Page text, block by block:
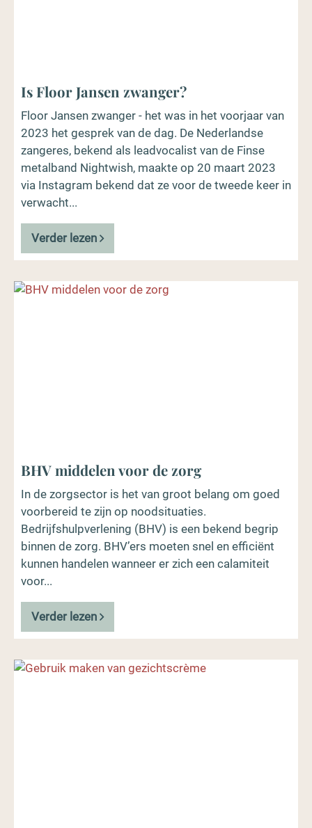
Is Floor Jansen zwanger?
Floor Jansen zwanger - het was in het voorjaar van
2023 het gesprek van de dag. De Nederlandse
zangeres, bekend als leadvocalist van de Finse
metalband Nightwish, maakte op 20 maart 2023
via Instagram bekend dat ze voor de tweede keer in
verwacht...
Verder lezen
BHV middelen voor de zorg
In de zorgsector is het van groot belang om goed
voorbereid te zijn op noodsituaties.
Bedrijfshulpverlening (BHV) is een bekend begrip
binnen de zorg. BHV’ers moeten snel en efficiënt
kunnen handelen wanneer er zich een calamiteit
voor...
Verder lezen